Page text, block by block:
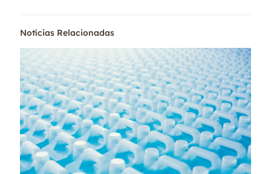
Notícias Relacionadas